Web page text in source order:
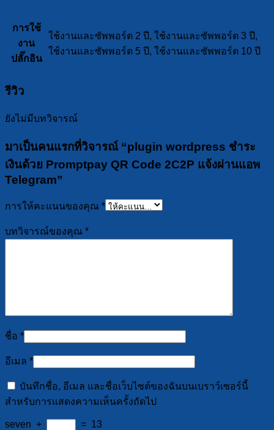
การใช้
งาน
ปลั๊กอิน
ใช้งานและซัพพอร์ต 2 ปี, ใช้งานและซัพพอร์ต 3 ปี,
ใช้งานและซัพพอร์ต 5 ปี, ใช้งานและซัพพอร์ต 10 ปี
รีวิว
ยังไม่มีบทวิจารณ์
มาเป็นคนแรกที่วิจารณ์ “plugin wordpress ชำระ
เงินด้วย Promptpay QR Code 2C2P แจ้งผ่านแอพ
Telegram”
การให้คะแนนของคุณ *
บทวิจารณ์ของคุณ *
ชื่อ *
อีเมล *
บันทึกชื่อ, อีเมล และชื่อเว็บไซต์ของฉันบนเบราว์เซอร์นี้
สำหรับการแสดงความเห็นครั้งถัดไป
seven + = 13